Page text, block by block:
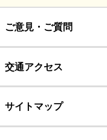
ご意見・ご質問
交通アクセス
サイトマップ